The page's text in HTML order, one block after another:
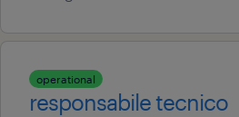
operational
responsabile tecnico